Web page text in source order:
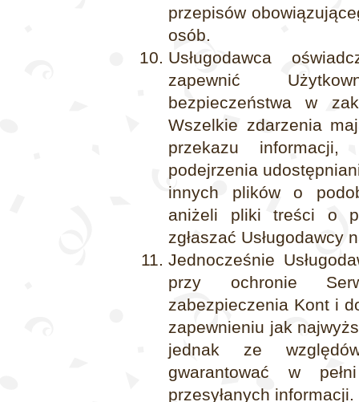
przepisów
osób.
Usługodawca
zapewnić
bezpieczeństwa w
Wszelkie zdarzenia
przekazu
podejrzenia
innych plików o
aniżeli pliki treści o
zgłaszać Usługodawcy
Jednocześnie
przy ochronie
zabezpieczenia Kont i
zapewnieniu jak
jednak ze
gwarantować w
przesyłanych informacji.